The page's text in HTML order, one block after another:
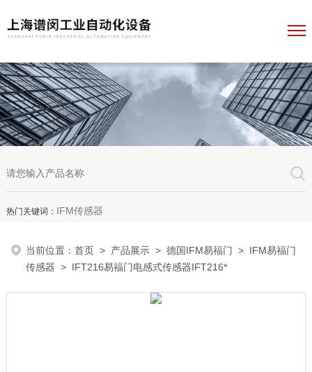
热门关键词： IFM传感器
当前位置：首页 > 产品展示 >德国IFM易福门 > IFM易福门
传感器 > IFT216易福门电感式传感器IFT216*